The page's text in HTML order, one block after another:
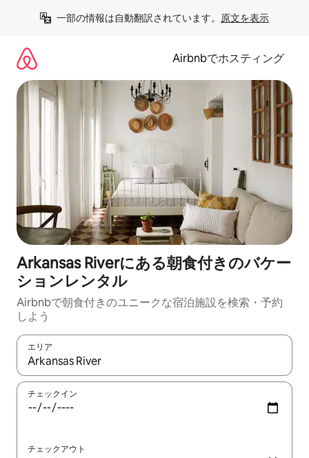
一部の情報は自動翻訳されています。 原文を表示
Airbnbでホスティング
Arkansas Riverにある朝食付きのバケー
ションレンタル
Airbnbで朝食付きのユニークな宿泊施設を検索・予約
しよう
エリア
検索結果が表示されたら、上下の矢印キーを使って移動するか
チェックイン
チェックアウト